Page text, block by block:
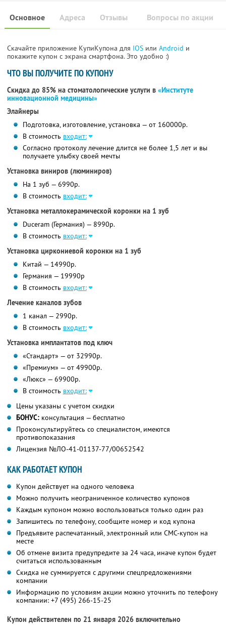
Основное Отзывы Вопросы по акции
Адреса
Скачайте приложение КупиКупона для IOS или Android и
покажите купон с экрана смартфона. Это удобно :)
ЧТО ВЫ ПОЛУЧИТЕ ПО КУПОНУ
Скидка до 85% на стоматологические услуги в «Институте
инновационной медицины»
Элайнеры
Подготовка, изготовление, установка — от 160000р.
В стоимость входит:
Согласно протоколу лечение длится не более 1,5 лет и вы
получаете улыбку своей мечты
Установка виниров (люминиров)
На 1 зуб — 6990р.
В стоимость входит:
Установка металлокерамической коронки на 1 зуб
Duceram (Германия) — 8990р.
В стоимость входит:
Установка циркониевой коронки на 1 зуб
Китай — 14990р.
Германия — 19990р
В стоимость входит:
Лечение каналов зубов
1 канал — 2990р.
В стоимость входит:
Установка имплантатов под ключ
«Стандарт» — от 32990р.
«Премиум» — от 49900р.
«Люкс» — 69900р.
В стоимость входит:
Цены указаны с учетом скидки
БОНУС: консультация — бесплатно
Проконсультируйтесь со специалистом, имеются
противопоказания
Лицензия №ЛО-41-01137-77/00652542
КАК РАБОТАЕТ КУПОН
Купон действует на одного человека
Можно получить неограниченное количество купонов
Каждым купоном можно воспользоваться только один раз
Запишитесь по телефону, сообщите номер и код купона
Предъявите распечатанный, электронный или СМС-купон на
месте
Об отмене визита предупредите за 24 часа, иначе купон будет
считаться использованным
Скидка не суммируется с другими спецпредложениями
компании
Информацию по условиям акции можно уточнить по телефону
компании: +7 (495) 266-15-25
Купон действителен по 21 января 2026 включительно